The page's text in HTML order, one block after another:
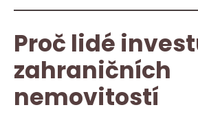
Proč lidé
zahraničních
nemovitostí